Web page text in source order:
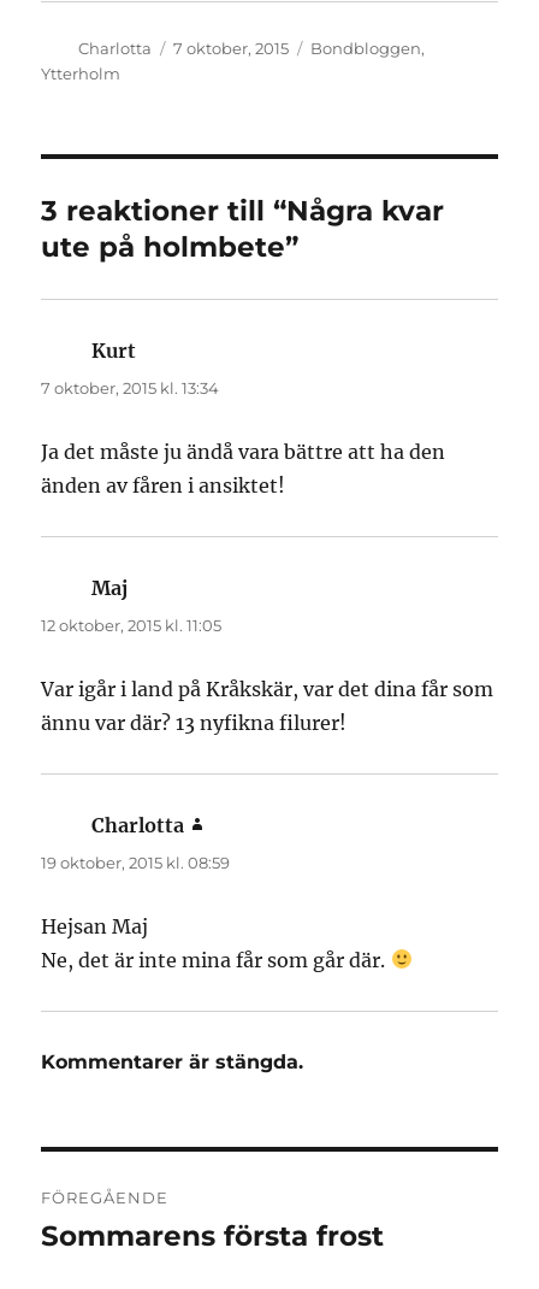
Författare
Charlotta
Publicerat
7 oktober, 2015 Kategorier
Bondbloggen,
Ytterholm
3 reaktioner till “Några kvar
ute på holmbete”
Kurt
7 oktober, 2015 kl. 13:34
Ja det måste ju ändå vara bättre att ha den
änden av fåren i ansiktet!
Maj
12 oktober, 2015 kl. 11:05
Var igår i land på Kråkskär, var det dina får som
ännu var där? 13 nyfikna filurer!
Charlotta
19 oktober, 2015 kl. 08:59
Hejsan Maj
Ne, det är inte mina får som går där.
Kommentarer är stängda.
FÖREGÅENDE
Föregående
Sommarens första frost